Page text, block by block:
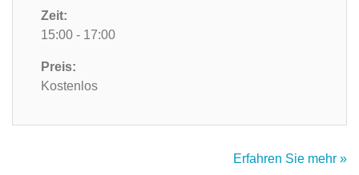
Zeit:
15:00 - 17:00
Preis:
Kostenlos
Erfahren Sie mehr »